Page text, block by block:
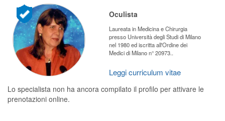
Oculista
Milano (MI)
CERCA
Per i pazienti
Prenota una visita
Ricerca specialisti
Consulti online
Oculista
Laureata in Medicina e Chirurgia
presso Università degli Studi di Milano
nel 1980 ed iscritta all'Ordine dei
Medici di Milano n° 20973..
Leggi curriculum vitae
Lo specialista non ha ancora compilato il profilo per attivare le
prenotazioni online.